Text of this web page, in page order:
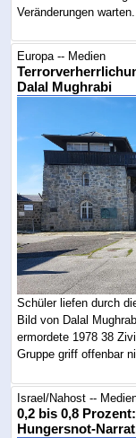
Veränderungen
Europa -- Medien
Dalal Mughrabi
Schüler liefen durch
Bild von Dalal
ermordete 1978 38
Gruppe griff offenbar
Israel/Nahost --
0,2 bis 0,8
Hungersnot-